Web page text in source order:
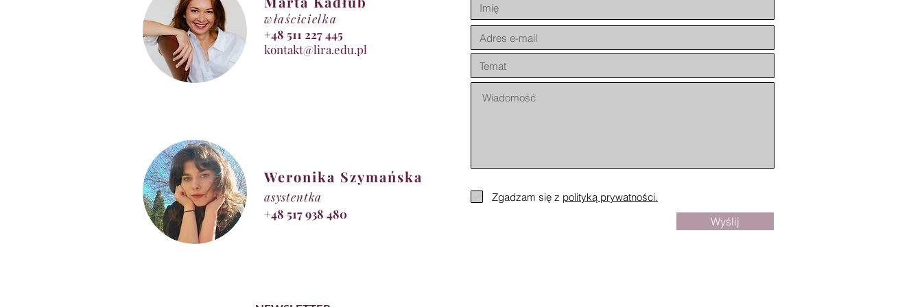
właścicielka
+48 511 227 445
kontakt@lira.edu.pl
Zgadzam się z polityką prywatności.
Wyślij
Weronika Szymańska
asystentka
+48 517 938 480